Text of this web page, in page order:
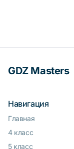
GDZ Masters
Навигация
Главная
4 класс
5 класс